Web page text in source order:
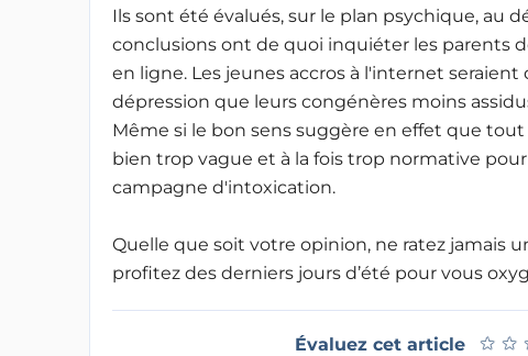
Ils sont été évalués, sur le plan psychique, au
conclusions ont de quoi inquiéter les parents
en ligne. Les jeunes accros à l'internet
dépression que leurs congénères moins
Même si le bon sens suggère en effet que
bien trop vague et à la fois trop normative
campagne d'intoxication.
Quelle que soit votre opinion, ne ratez jamais
profitez des derniers jours d’été pour vous
Évaluez cet article ★ ★
★ ★